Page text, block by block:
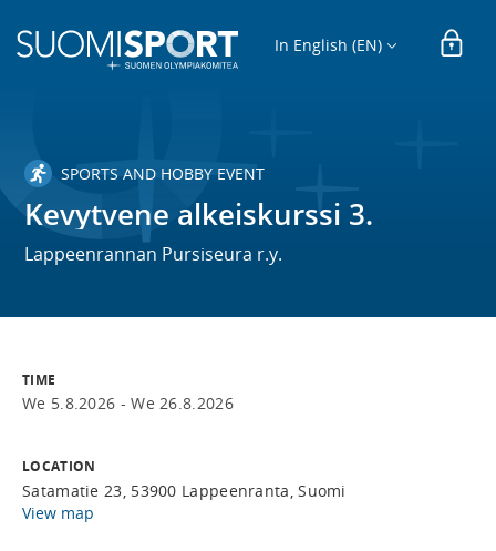
In English (EN)
SPORTS AND HOBBY EVENT
Kevytvene alkeiskurssi 3.
Lappeenrannan Pursiseura r.y.
TIME
We 5.8.2026 -We 26.8.2026
LOCATION
Satamatie 23, 53900 Lappeenranta, Suomi
View map